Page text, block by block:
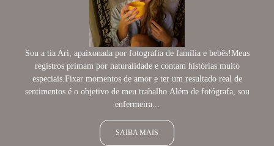
Sou a tia Ari, apaixonada por fotografia de família e bebês!Meus
registros primam por naturalidade e contam histórias muito
especiais.Fixar momentos de amor e ter um resultado real de
sentimentos é o objetivo de meu trabalho.Além de fotógrafa, sou
enfermeira...
SAIBA MAIS